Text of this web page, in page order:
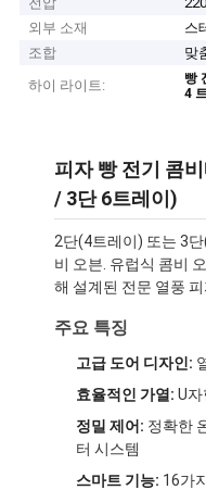
외부 소재
스
조합
맞
하이 라이트:
빵
4
피자 빵 전기 콤
/ 3단 6트레이)
2단(4트레이) 또는 3
비 오븐. 유럽식 콤비
해 설계된 전문 열풍 피
주요 특징
고급 도어 디자인:
효율적인 가열: U
정밀 제어: 정확한
터 시스템
스마트 기능: 16가